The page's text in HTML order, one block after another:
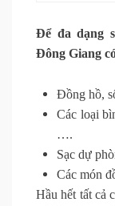
Để đa dạng
Đông Giang
Đồng hồ,
Các loại
….
Sạc dự
Các món
Hầu hết tất cả